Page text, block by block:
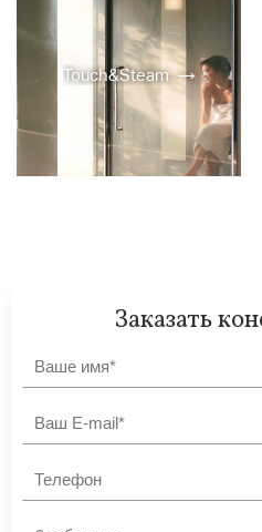
Touch&Steam
Заказать